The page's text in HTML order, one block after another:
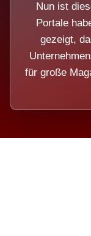
Nun ist
Portale
gezeigt,
für große